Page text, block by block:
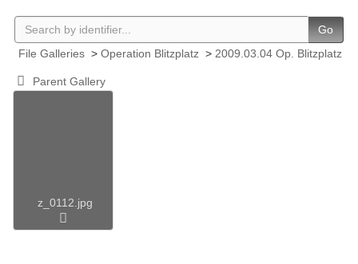
Go
File Galleries > Operation Blitzplatz > 2009.03.04 Op. Blitzplatz
Parent Gallery
z_0112.jpg